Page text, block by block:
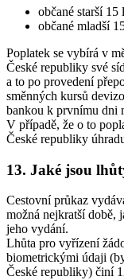
občané starší
občané mladší
Poplatek se vybírá v
České republiky své
a to po provedení
směnných kursů
bankou k prvnímu dni
V případě, že o to
České republiky
13. Jaké jsou
Cestovní průkaz
možná nejkratší době,
jeho vydání.
Lhůta pro vyřízení
biometrickými údaji
České republiky) činí